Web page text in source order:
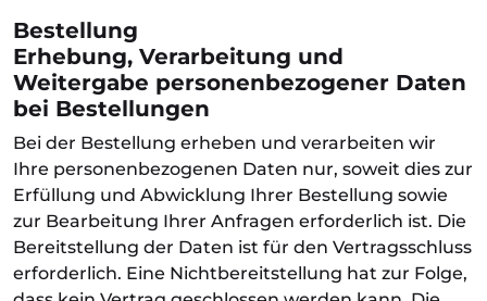
Bestellung
Erhebung, Verarbeitung und
Weitergabe personenbezogener Daten
bei Bestellungen
Bei der Bestellung erheben und verarbeiten wir
Ihre personenbezogenen Daten nur, soweit dies zur
Erfüllung und Abwicklung Ihrer Bestellung sowie
zur Bearbeitung Ihrer Anfragen erforderlich ist. Die
Bereitstellung der Daten ist für den Vertragsschluss
erforderlich. Eine Nichtbereitstellung hat zur Folge,